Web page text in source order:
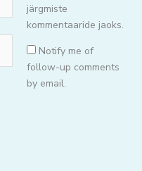
järgmiste
kommentaaride jaoks.
Notify me of
follow-up comments
by email.